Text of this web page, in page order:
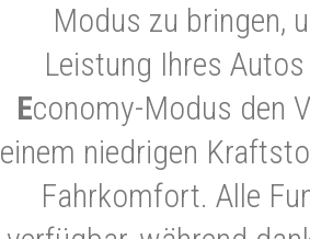
Modus zu bringen,
Leistung Ihres
Economy-Modus den
einem niedrigen
Fahrkomfort. Alle